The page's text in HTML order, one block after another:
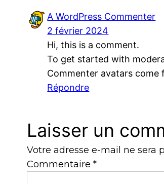
A WordPress Commenter
2 février 2024
Hi, this is a comment.
To get started with
Commenter avatars come
Répondre
Laisser un
Votre adresse e-mail ne sera
Commentaire*